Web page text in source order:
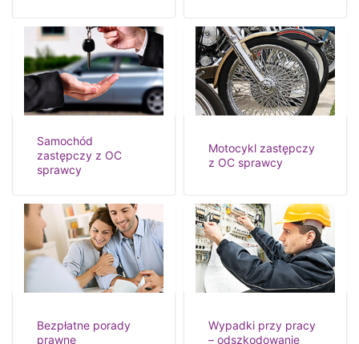
Samochód
zastępczy z OC
sprawcy
Motocykl zastępczy
z OC sprawcy
Bezpłatne porady
prawne
Wypadki przy pracy
– odszkodowanie